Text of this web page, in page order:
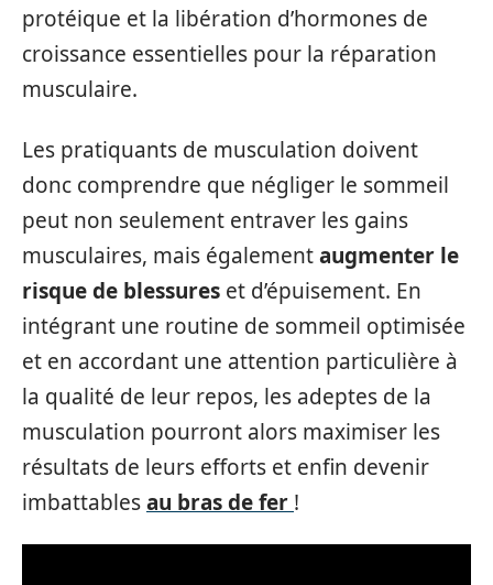
protéique et la libération d’hormones de
croissance essentielles pour la réparation
musculaire.
Les pratiquants de musculation doivent
donc comprendre que négliger le sommeil
peut non seulement entraver les gains
musculaires, mais égalementaugmenter le
risque de blessures et d’épuisement. En
intégrant une routine de sommeil optimisée
et en accordant une attention particulière à
la qualité de leur repos, les adeptes de la
musculation pourront alors maximiser les
résultats de leurs efforts et enfin devenir
imbattablesau bras de fer !